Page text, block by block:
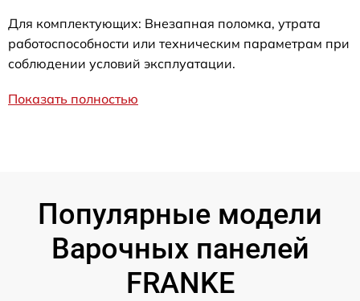
Для комплектующих: Внезапная поломка, утрата
работоспособности или техническим параметрам при
соблюдении условий эксплуатации.
Показать полностью
Популярные модели
Варочных панелей
FRANKE